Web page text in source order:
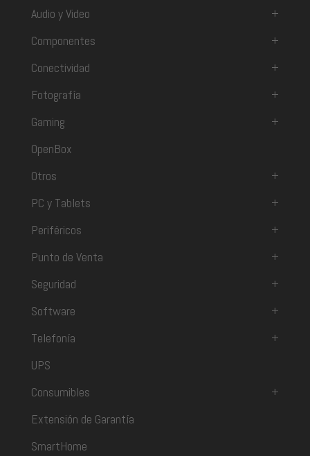
Audio y Video
+
Componentes
+
Conectividad
+
Fotografía
+
Gaming
+
OpenBox
Otros
+
PC y Tablets
+
Periféricos
+
Punto de Venta
+
Seguridad
+
Software
+
Telefonía
+
UPS
Consumibles
+
Extensión de Garantía
SmartHome